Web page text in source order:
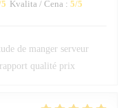
Kvalita / Cena : 5/5
de manger serveur
qualité prix